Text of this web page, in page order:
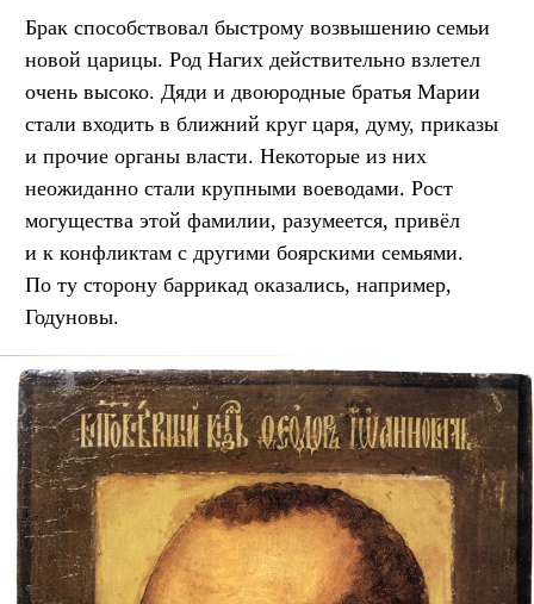
Брак способствовал быстрому возвышению семьи
новой царицы. Род Нагих действительно взлетел
очень высоко. Дяди и двоюродные братья Марии
стали входить в ближний круг царя, думу, приказы
и прочие органы власти. Некоторые из них
неожиданно стали крупными воеводами. Рост
могущества этой фамилии, разумеется, привёл
и к конфликтам с другими боярскими семьями.
По ту сторону баррикад оказались, например,
Годуновы.